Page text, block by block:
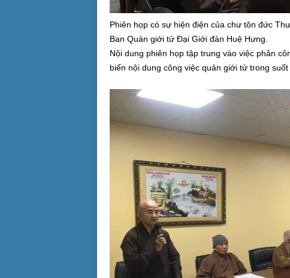
Phiên họp có sự hiện điện của chư tôn đức
Ban Quản giới tử Đại Giới đàn Huệ Hưng.
Nội dung phiên họp tập trung vào việc phân
biến nội dung công việc quản giới tử trong